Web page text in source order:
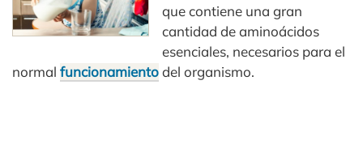
que contiene una gran
cantidad de aminoácidos
esenciales, necesarios para el
normal funcionamientodel organismo.